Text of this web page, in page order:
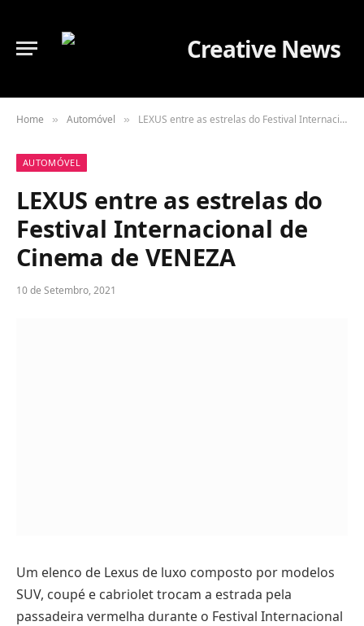
Home » Automóvel » LEXUS entre as estrelas do Festival Internacional de Cinema de VENEZA
AUTOMÓVEL
LEXUS entre as estrelas do
Festival Internacional de
Cinema de VENEZA
10 de Setembro, 2021
Um elenco de Lexus de luxo composto por modelos
SUV, coupé e cabriolet trocam a estrada pela
passadeira vermelha durante o Festival Internacional